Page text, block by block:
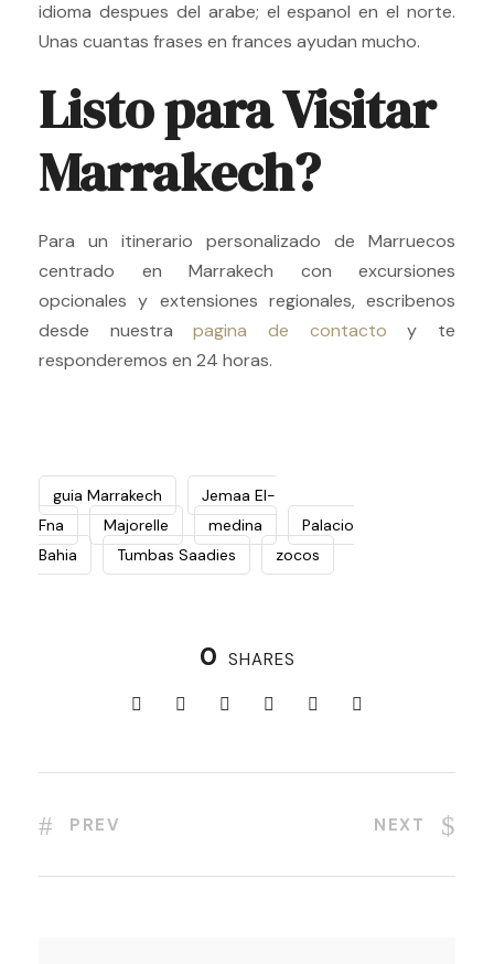
idioma despues del arabe; el espanol en el norte.
Unas cuantas frases en frances ayudan mucho.
Listo para Visitar
Marrakech?
Para un itinerario personalizado de Marruecos
centrado en Marrakech con excursiones
opcionales y extensiones regionales, escribenos
desde nuestrapagina de contacto y te
responderemos en 24 horas.
guia Marrakech
Jemaa El-
Fna
Majorelle medina
Palacio
Bahia
Tumbas Saadies zocos
0 SHARES
PREV NEXT